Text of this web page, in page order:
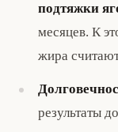
подтяжки
месяцев. К
жира
результаты